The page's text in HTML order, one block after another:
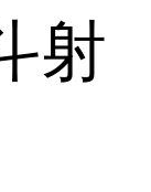
射